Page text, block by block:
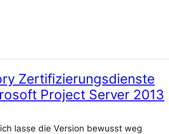
Zertifizierungsdienste
Project Server 2013
lasse die Version bewusst weg